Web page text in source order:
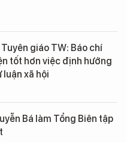
giáo TW: Báo chí
tốt hơn việc định hướng
luận xã hội
Bá làm Tổng Biên tập